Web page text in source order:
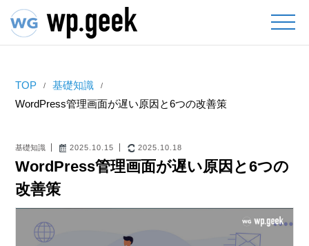
TOP
基礎知識
WordPress管理画面が遅い原因と6つの改善策
基礎知識 2025.10.15 2025.10.18
WordPress管理画面が遅い原因と6つの
改善策